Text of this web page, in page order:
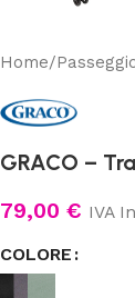
Home/
GRACO –
79,00 € IVA
COLORE